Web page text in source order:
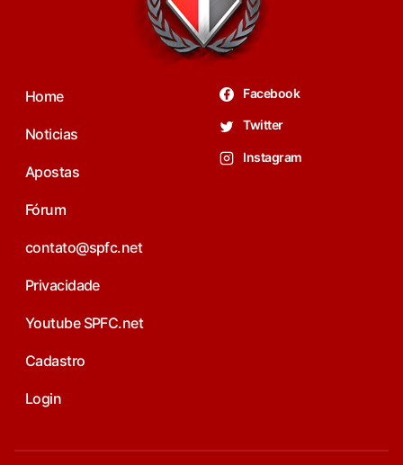
Home
Noticias
Apostas
Fórum
contato@spfc.net
Privacidade
Youtube SPFC.net
Cadastro
Login
Facebook
Twitter
Instagram